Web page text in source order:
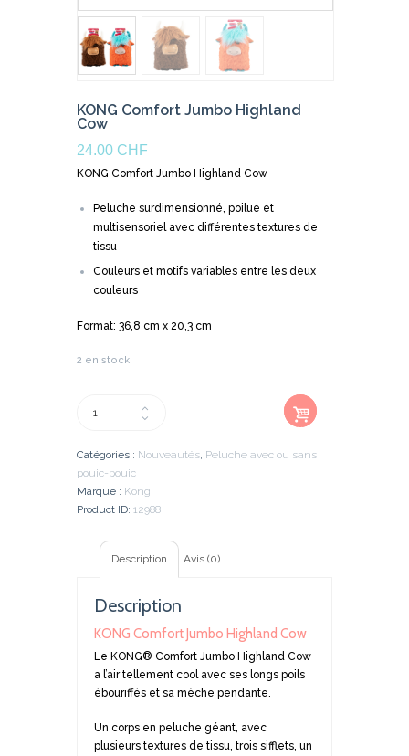
KONG Comfort Jumbo Highland
Cow
24.00 CHF
KONG Comfort Jumbo Highland Cow
Peluche surdimensionné, poilue et
multisensoriel avec différentes textures de
tissu
Couleurs et motifs variables entre les deux
couleurs
Format: 36,8 cm x 20,3 cm
2 en stock
Comfort
Jumbo
Highland
Cow
Ajout
er au
panier
Catégories : Nouveautés Peluche avec ou sans
pouic-pouic
Marque : Kong
Product ID: 12988
Description Avis (0)
Description
KONG Comfort Jumbo Highland Cow
Le KONG® Comfort Jumbo Highland Cow
a l’air tellement cool avec ses longs poils
ébouriffés et sa mèche pendante.
Un corps en peluche géant, avec
plusieurs textures de tissu, trois sifflets, un